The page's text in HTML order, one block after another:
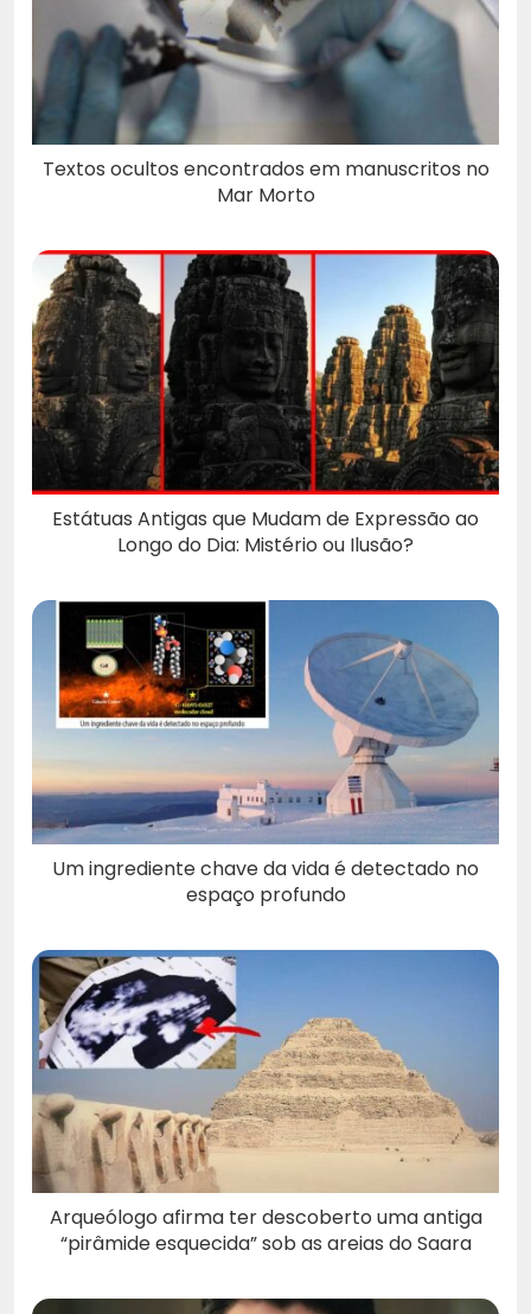
Textos ocultos encontrados em manuscritos no
Mar Morto
Estátuas Antigas que Mudam de Expressão ao
Longo do Dia: Mistério ou Ilusão?
Um ingrediente chave da vida é detectado no
espaço profundo
Arqueólogo afirma ter descoberto uma antiga
“pirâmide esquecida” sob as areias do Saara